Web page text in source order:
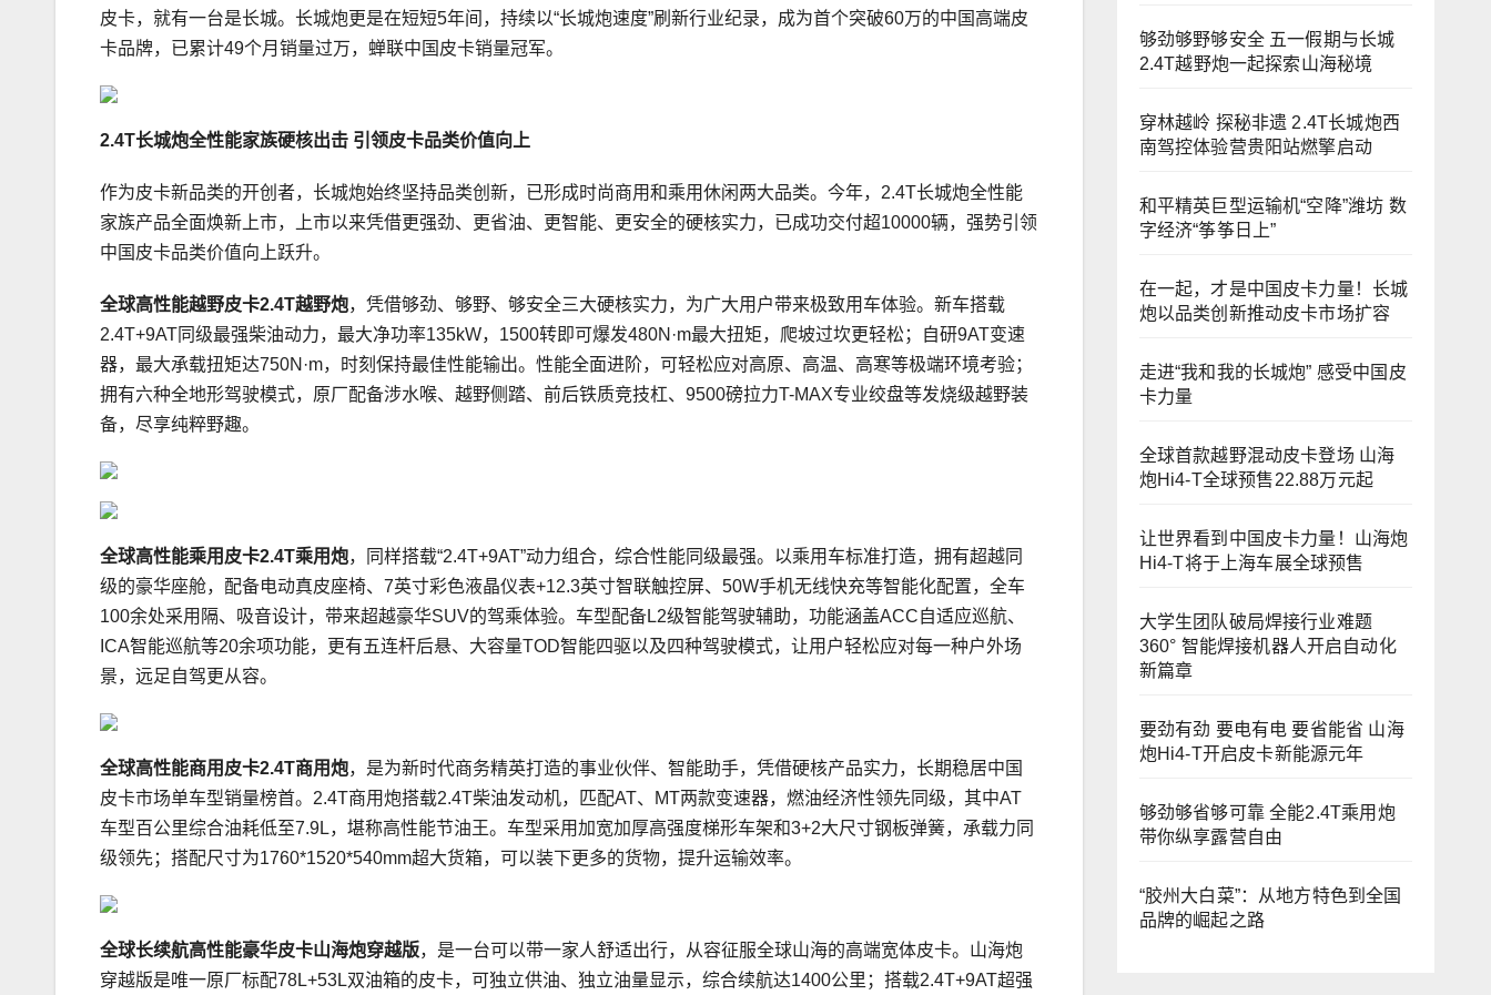
皮卡，就有一台是长城。长城炮更是在短短5年间，持续以“长城炮速度”刷新行业纪录，成为首个突破60万的中国高端皮
卡品牌，已累计49个月销量过万，蝉联中国皮卡销量冠军。
2.4T长城炮全性能家族硬核出击 引领皮卡品类价值向上
作为皮卡新品类的开创者，长城炮始终坚持品类创新，已形成时尚商用和乘用休闲两大品类。今年，2.4T长城炮全性能
家族产品全面焕新上市，上市以来凭借更强劲、更省油、更智能、更安全的硬核实力，已成功交付超10000辆，强势引领
中国皮卡品类价值向上跃升。
全球高性能越野皮卡2.4T越野炮，凭借够劲、够野、够安全三大硬核实力，为广大用户带来极致用车体验。新车搭载
2.4T+9AT同级最强柴油动力，最大净功率135kW，1500转即可爆发480N·m最大扭矩，爬坡过坎更轻松；自研9AT变速
器，最大承载扭矩达750N·m，时刻保持最佳性能输出。性能全面进阶，可轻松应对高原、高温、高寒等极端环境考验；
拥有六种全地形驾驶模式，原厂配备涉水喉、越野侧踏、前后铁质竞技杠、9500磅拉力T-MAX专业绞盘等发烧级越野装
备，尽享纯粹野趣。
全球高性能乘用皮卡2.4T乘用炮，同样搭载“2.4T+9AT”动力组合，综合性能同级最强。以乘用车标准打造，拥有超越同
级的豪华座舱，配备电动真皮座椅、7英寸彩色液晶仪表+12.3英寸智联触控屏、50W手机无线快充等智能化配置，全车
100余处采用隔、吸音设计，带来超越豪华SUV的驾乘体验。车型配备L2级智能驾驶辅助，功能涵盖ACC自适应巡航、
ICA智能巡航等20余项功能，更有五连杆后悬、大容量TOD智能四驱以及四种驾驶模式，让用户轻松应对每一种户外场
景，远足自驾更从容。
全球高性能商用皮卡2.4T商用炮，是为新时代商务精英打造的事业伙伴、智能助手，凭借硬核产品实力，长期稳居中国
皮卡市场单车型销量榜首。2.4T商用炮搭载2.4T柴油发动机，匹配AT、MT两款变速器，燃油经济性领先同级，其中AT
车型百公里综合油耗低至7.9L，堪称高性能节油王。车型采用加宽加厚高强度梯形车架和3+2大尺寸钢板弹簧，承载力同
级领先；搭配尺寸为1760*1520*540mm超大货箱，可以装下更多的货物，提升运输效率。
全球长续航高性能豪华皮卡山海炮穿越版，是一台可以带一家人舒适出行，从容征服全球山海的高端宽体皮卡。山海炮
穿越版是唯一原厂标配78L+53L双油箱的皮卡，可独立供油、独立油量显示，综合续航达1400公里；搭载2.4T+9AT超强
够劲够野够安全 五一假期与长城
2.4T越野炮一起探索山海秘境
穿林越岭 探秘非遗 2.4T长城炮西
南驾控体验营贵阳站燃擎启动
和平精英巨型运输机“空降”潍坊 数
字经济“筝筝日上”
在一起，才是中国皮卡力量！长城
炮以品类创新推动皮卡市场扩容
走进“我和我的长城炮” 感受中国皮
卡力量
全球首款越野混动皮卡登场 山海
炮Hi4-T全球预售22.88万元起
让世界看到中国皮卡力量！山海炮
Hi4-T将于上海车展全球预售
大学生团队破局焊接行业难题
360° 智能焊接机器人开启自动化
新篇章
要劲有劲 要电有电 要省能省 山海
炮Hi4-T开启皮卡新能源元年
够劲够省够可靠 全能2.4T乘用炮
带你纵享露营自由
“胶州大白菜”：从地方特色到全国
品牌的崛起之路